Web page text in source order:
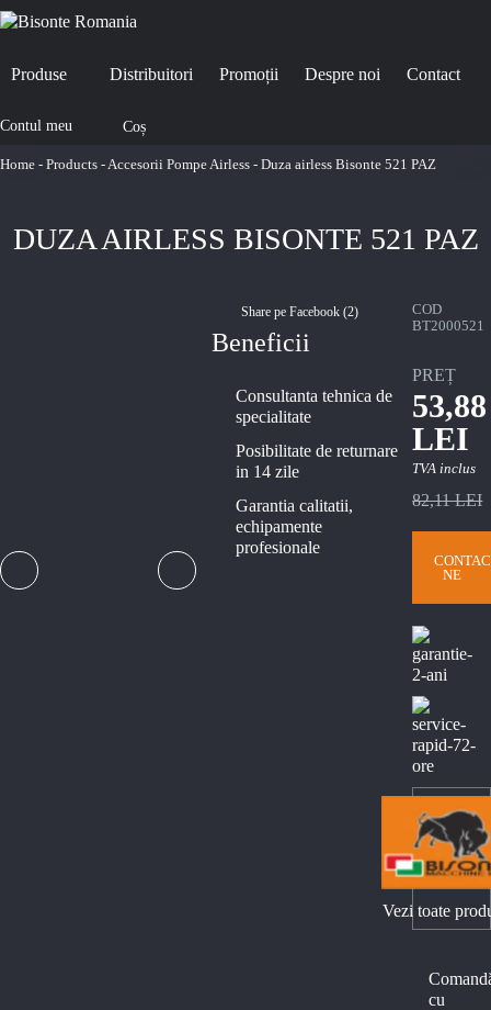
Produse Distribuitori Promoții Despre noi Contact
Contul meu Coș
Home - Products -Accesorii Pompe Airless - Duza airless Bisonte 521 PAZ
DUZA AIRLESS BISONTE 521 PAZ
Share pe Facebook (2)
Beneficii
Consultanta tehnica de
specialitate
Posibilitate de returnare
in 14 zile
Garantia calitatii,
echipamente
profesionale
COD
BT2000521
PREȚ
53,88
LEI
TVA inclus
82,11 LEI
NE
Vezi toate
cu